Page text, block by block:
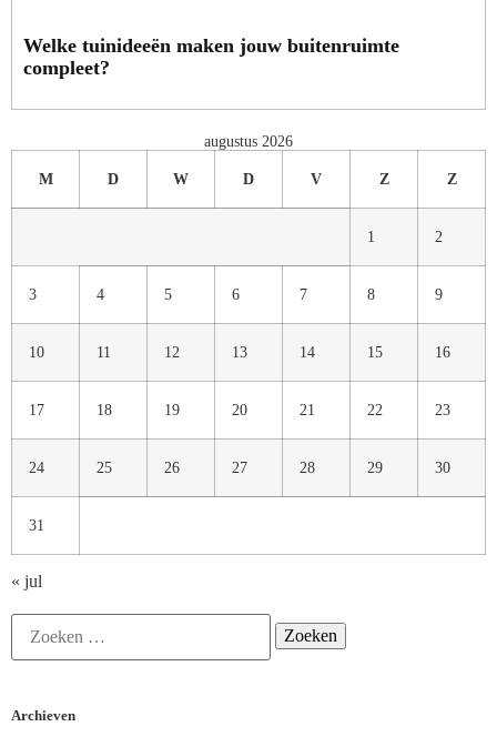
Welke tuinideeën maken jouw buitenruimte
compleet?
augustus 2026
M D W D V Z Z
1 2
3 4 5 6 7 8 9
10 11 12 13 14 15 16
17 18 19 20 21 22 23
24 25 26 27 28 29 30
31
« jul
Archieven